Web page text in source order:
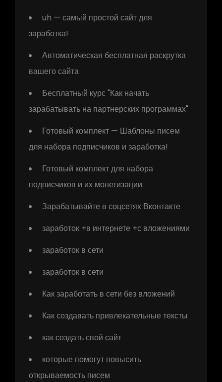
uh — самый простой сайт для
заработка!
Автоматическая бесплатная раскрутка
вашего сайта
Бесплатный курс "Как начать
зарабатывать на партнерских программах"
Готовый комплект — Шаблоны писем
для набора подписчиков и заработка!
Готовый комплект для набора
подписчиков и их монетизации.
Зарабатывайте в соцсетях Вконтакте
заработок +в интернете +с вложениями
заработок в сети
заработок в сети
Как заработать в сети без вложений
Как создавать привлекательные тексты
как создать свой сайт
которые помогут повысить
открываемость писем